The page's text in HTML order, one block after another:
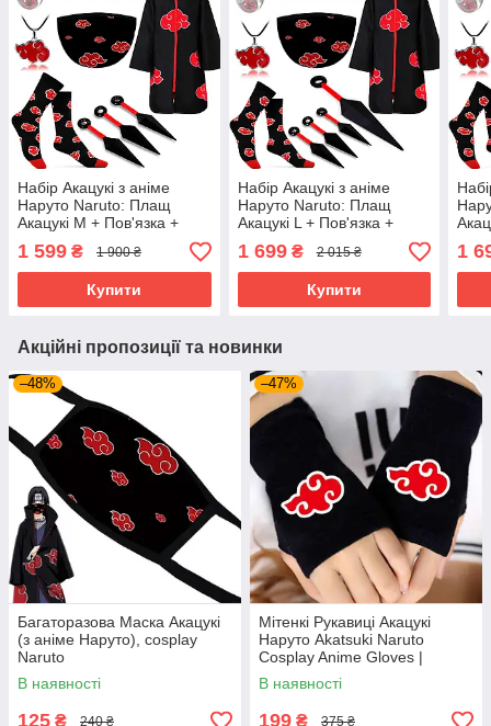
Набір Акацукі з аніме
Наруто Naruto: Плащ
Акацукі М + Пов'язка +
Кільце + Кулон + Кунаї |
Косплей Akatsuki
1 599 ₴ 1 900 ₴
Купити
Набір Акацукі з аніме
Наруто Naruto: Плащ
Акацукі L + Пов'язка +
Кільце + Кулон + 4 Кунаї |
Косплей Akatsuki
1 699₴ 2 015 ₴
Купити
1
Акційні пропозиції та новинки
–48%
Багаторазова Маска Акацукі
(з аніме Наруто), cosplay
Naruto
В наявності
125 ₴ 240 ₴
–47%
Мітенкі Рукавиці Акацукі
Наруто Akatsuki Naruto
Cosplay Anime Gloves |
Косплей Аксесуар з Аніме
Наруто
В наявності
199 ₴ 375 ₴